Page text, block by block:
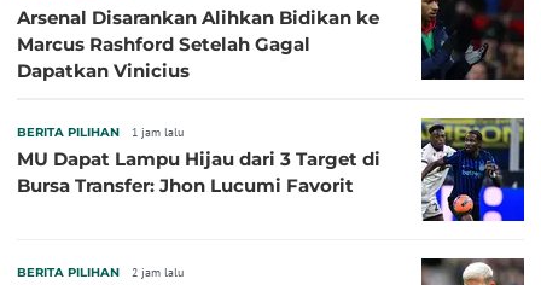
Arsenal Disarankan Alihkan Bidikan ke
Marcus Rashford Setelah Gagal
Dapatkan Vinicius
BERITA PILIHAN 1 jam lalu
MU Dapat Lampu Hijau dari 3 Target di
Bursa Transfer: Jhon Lucumi Favorit
BERITA PILIHAN 2 jam lalu